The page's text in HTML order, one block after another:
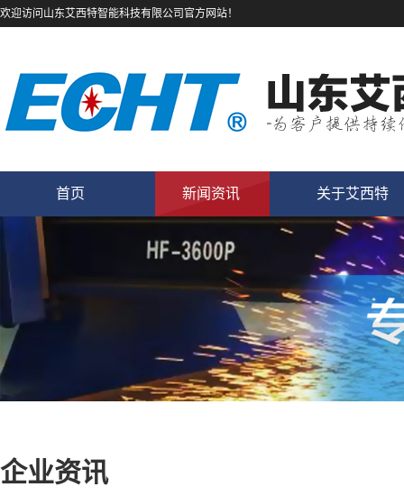
欢迎访问山东艾西特智能科技有限公司官方网站！
首页 新闻资讯 关于艾西特
企业资讯